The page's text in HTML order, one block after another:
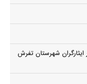
ایثارگران شهرستان تفرش